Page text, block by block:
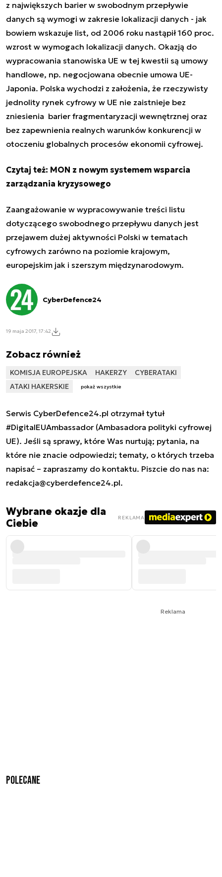
z największych barier w swobodnym przepływie
danych są wymogi w zakresie lokalizacji danych - jak
bowiem wskazuje list, od 2006 roku nastąpił 160 proc.
wzrost w wymogach lokalizacji danych. Okazją do
wypracowania stanowiska UE w tej kwestii są umowy
handlowe, np. negocjowana obecnie umowa UE-
Japonia. Polska wychodzi z założenia, że rzeczywisty
jednolity rynek cyfrowy w UE nie zaistnieje bez
zniesienia barier fragmentaryzacji wewnętrznej oraz
bez zapewnienia realnych warunków konkurencji w
otoczeniu globalnych procesów ekonomii cyfrowej.
Czytaj też: MON z nowym systemem wsparcia
zarządzania kryzysowego
Zaangażowanie w wypracowywanie treści listu
dotyczącego swobodnego przepływu danych jest
przejawem dużej aktywności Polski w tematach
cyfrowych zarówno na poziomie krajowym,
europejskim jak i szerszym międzynarodowym.
CyberDefence24
19 maja 2017, 17:42
Zobacz również
KOMISJA EUROPEJSKA HAKERZY
CYBERATAKI
ATAKI HAKERSKIE
pokaż wszystkie
Serwis CyberDefence24.pl otrzymał tytuł
#DigitalEUAmbassador (Ambasadora polityki cyfrowej
UE). Jeśli są sprawy, które Was nurtują; pytania, na
które nie znacie odpowiedzi; tematy, o których trzeba
napisać – zapraszamy do kontaktu. Piszcie do nas na:
redakcja@cyberdefence24.pl.
Wybrane okazje dla
Ciebie
REKLAMA
Reklama
Polecane